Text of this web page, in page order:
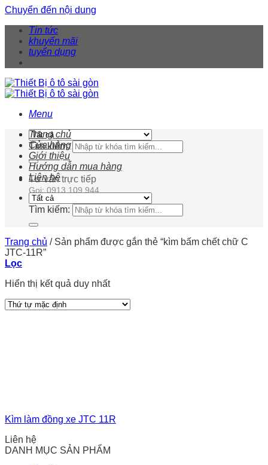
Chuyển đến nội dung
Tin tức
khuyến mãi
tuyển dụng
Menu
Tìm kiếm:
Tư vấn trực tiếp
Gọi: 0913 109 944
Trang chủ
Cửa hàng
Giới thiệu
Hướng dẫn mua hàng
Liên hệ
Tìm kiếm:
Trang chủ /Sản phẩm được gắn thẻ “kìm bấm chết chữ C
JTC-11R”
Lọc
Hiển thị kết quả duy nhất
Kìm làm đồng xe JTC 11R
Liên hệ
DANH MỤC SẢN PHẨM